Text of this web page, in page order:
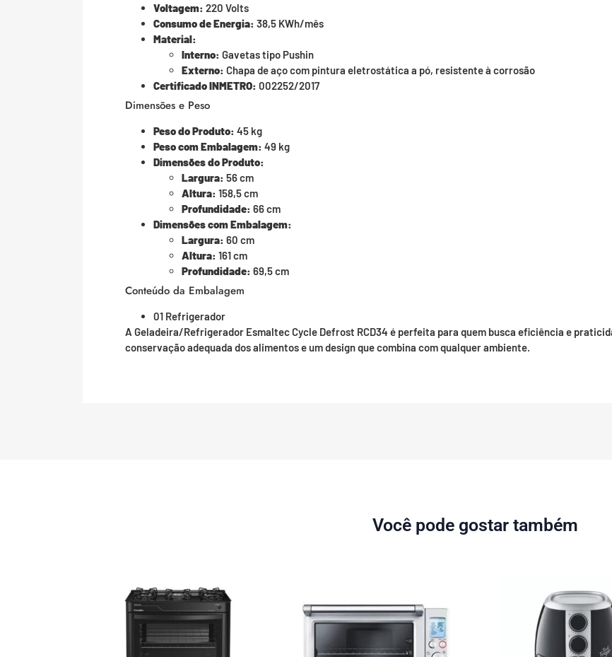
Voltagem: 220 Volts
Consumo de Energia: 38,5 KWh/mês
Material:
Interno: Gavetas tipo Pushin
Externo: Chapa de aço com pintura eletrostática a pó, resistente à corrosão
Certificado INMETRO: 002252/2017
Dimensões e Peso
Peso do Produto: 45 kg
Peso com Embalagem: 49 kg
Dimensões do Produto:
Largura: 56 cm
Altura: 158,5 cm
Profundidade: 66 cm
Dimensões com Embalagem:
Largura: 60 cm
Altura: 161 cm
Profundidade: 69,5 cm
Conteúdo da Embalagem
01 Refrigerador
A Geladeira/Refrigerador Esmaltec Cycle Defrost RCD34 é perfeita para quem busca eficiência e
conservação adequada dos alimentos e um design que combina com qualquer ambiente.
Você pode gostar também